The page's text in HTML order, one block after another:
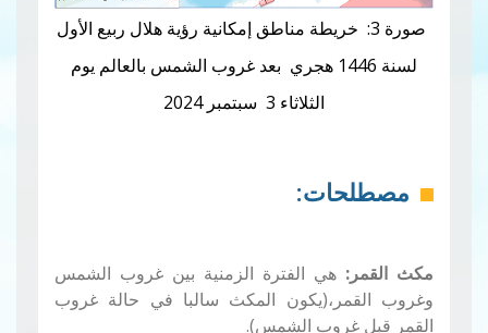
صورة 3: خريطة مناطق إمكانية رؤية هلال ربيع الأول
لسنة 1446 هجري بعد غروب الشمس بالعالم يوم
الثلاثاء 3 سبتمبر 2024
مصطلحات:
مكث القمر: هي الفترة الزمنية بين غروب الشمس
وغروب القمر،(يكون المكث سالبا في حالة غروب
القمر قبل غروب الشمس).